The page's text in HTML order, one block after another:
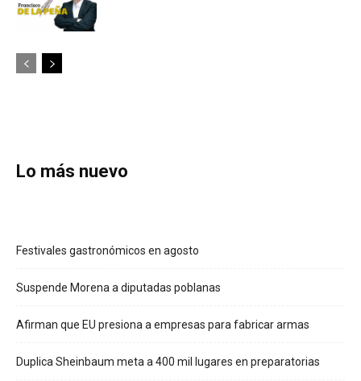
Lo más nuevo
Festivales gastronómicos en agosto
Suspende Morena a diputadas poblanas
Afirman que EU presiona a empresas para fabricar armas
Duplica Sheinbaum meta a 400 mil lugares en preparatorias